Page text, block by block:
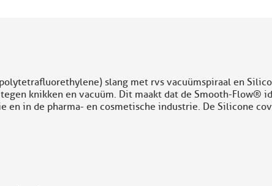
slang met rvs vacuümspiraal en
knikken en vacuüm. Dit maakt dat de Smooth-Flow®
in de pharma- en cosmetische industrie. De Silicone